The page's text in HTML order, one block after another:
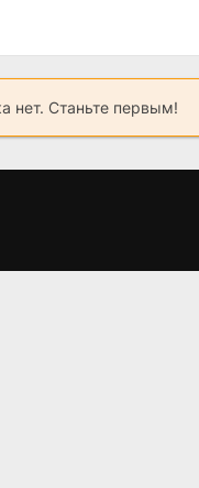
нет. Станьте первым!